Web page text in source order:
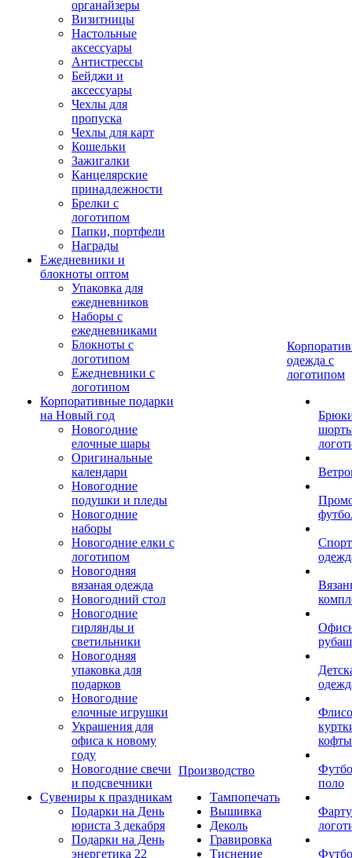
органайзеры
Визитницы
Настольные
аксессуары
Антистрессы
Бейджи и
аксессуары
Чехлы для
пропуска
Чехлы для карт
Кошельки
Зажигалки
Канцелярские
принадлежности
Брелки с
логотипом
Папки, портфели
Награды
Ежедневники и
блокноты оптом
Упаковка для
ежедневников
Наборы с
ежедневниками
Блокноты с
логотипом
Ежедневники с
логотипом
Корпоративные подарки
на Новый год
Новогодние
елочные шары
Оригинальные
календари
Новогодние
подушки и пледы
Новогодние
наборы
Новогодние елки с
логотипом
Новогодняя
вязаная одежда
Новогодний стол
Новогодние
гирлянды и
светильники
Новогодняя
упаковка для
подарков
Новогодние
елочные игрушки
Украшения для
офиса к новому
году
Новогодние свечи
и подсвечники
Сувениры к праздникам
Подарки на День
юриста 3 декабря
Подарки на День
энергетика 22
Производство
Тампопечать
Вышивка
Деколь
Гравировка
Тиснение
одежда с
логотипом
кофты
поло